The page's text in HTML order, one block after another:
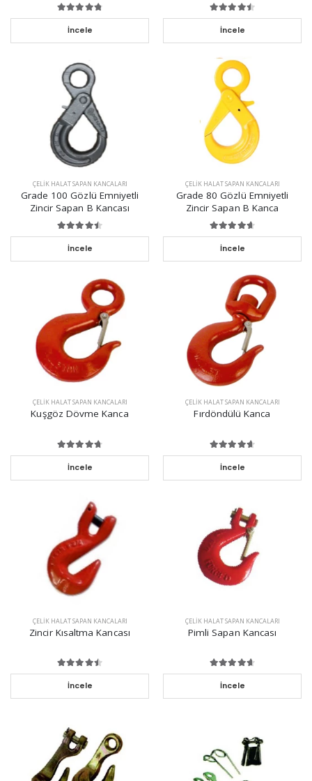
İncele İncele
ÇELIK HALAT SAPAN KANCALARI
Grade 100 Gözlü Emniyetli
Zincir Sapan B Kancası
İncele
ÇELIK HALAT SAPAN KANCALARI
Grade 80 Gözlü Emniyetli
Zincir Sapan B Kanca
İncele
ÇELIK HALAT SAPAN KANCALARI
Kuşgöz Dövme Kanca
İncele
ÇELIK HALAT SAPAN KANCALARI
Fırdöndülü Kanca
İncele
ÇELIK HALAT SAPAN KANCALARI
Zincir Kısaltma Kancası
İncele
ÇELIK HALAT SAPAN KANCALARI
Pimli Sapan Kancası
İncele